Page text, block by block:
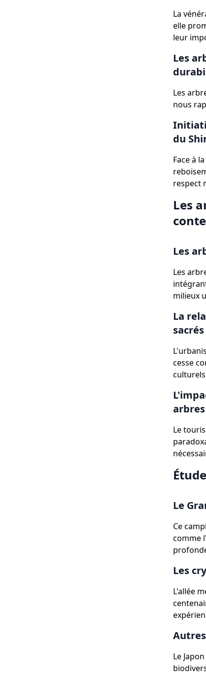
La
elle
leur
Les
Les
nous
du
Face à
respect
Les
Les
Les
milieux
La
sacrés
cesse
Le
Le
Ce
comme
Les
L'allée
Le